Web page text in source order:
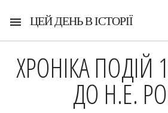
menu ЦЕЙ ДЕНЬ В ІСТОРІЇ
ХРОНІКА ПОДІЙ
ДО Н.Е.